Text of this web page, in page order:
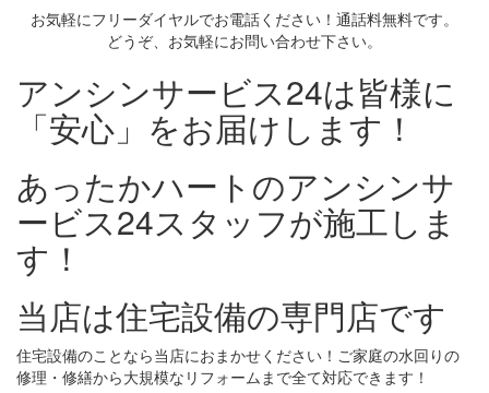
お気軽にフリーダイヤルでお電話ください！通話料無料です。
どうぞ、お気軽にお問い合わせ下さい。
アンシンサービス24は皆様に
「安心」をお届けします！
あったかハートのアンシンサ
ービス24スタッフが施工しま
す！
当店は住宅設備の専門店です
住宅設備のことなら当店におまかせください！ご家庭の水回りの
修理・修繕から大規模なリフォームまで全て対応できます！